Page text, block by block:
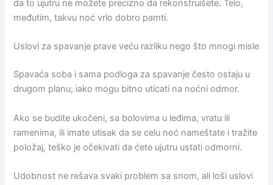
da to ujutru ne možete precizno da rekonstruišete. Telo,
međutim, takvu noć vrlo dobro pamti.
Uslovi za spavanje prave veću razliku nego što mnogi misle
Spavaća soba i sama podloga za spavanje često ostaju u
drugom planu, iako mogu bitno uticati na noćni odmor.
Ako se budite ukočeni, sa bolovima u leđima, vratu ili
ramenima, ili imate utisak da se celu noć nameštate i tražite
položaj, teško je očekivati da ćete ujutru ustati odmorni.
Udobnost ne rešava svaki problem sa snom, ali loši uslovi